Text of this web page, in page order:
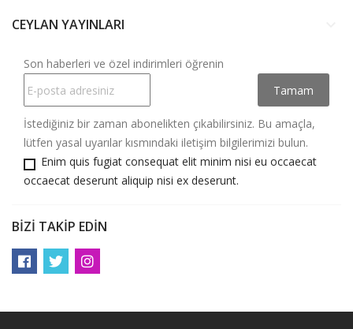
CEYLAN YAYINLARI
Son haberleri ve özel indirimleri öğrenin
İstediğiniz bir zaman abonelikten çıkabilirsiniz. Bu amaçla,
lütfen yasal uyarılar kısmındaki iletişim bilgilerimizi bulun.
Enim quis fugiat consequat elit minim nisi eu occaecat
occaecat deserunt aliquip nisi ex deserunt.
BIZI TAKIP EDIN